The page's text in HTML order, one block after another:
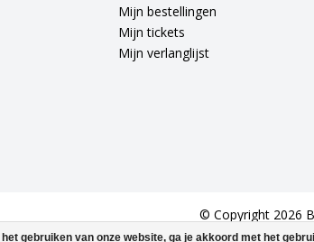
Mijn bestellingen
Mijn tickets
Mijn verlanglijst
© Copyright 2026
All
het gebruiken van onze website, ga je akkoord met het